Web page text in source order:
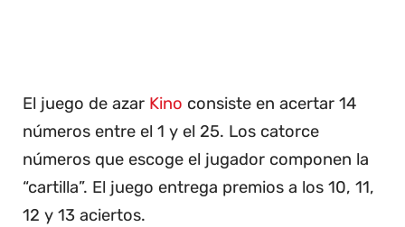
El juego de azar Kino consiste en acertar 14
números entre el 1 y el 25. Los catorce
números que escoge el jugador componen la
“cartilla”. El juego entrega premios a los 10, 11,
12 y 13 aciertos.